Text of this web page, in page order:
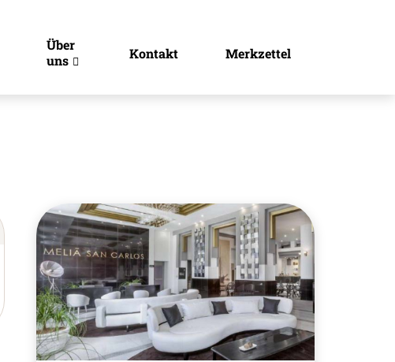
Über
uns
Kontakt Merkzettel